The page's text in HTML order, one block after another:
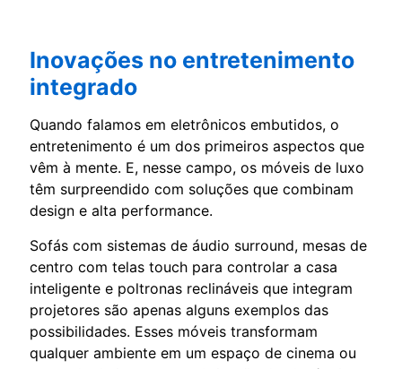
Inovações no entretenimento
integrado
Quando falamos em eletrônicos embutidos, o
entretenimento é um dos primeiros aspectos que
vêm à mente. E, nesse campo, os móveis de luxo
têm surpreendido com soluções que combinam
design e alta performance.
Sofás com sistemas de áudio surround, mesas de
centro com telas touch para controlar a casa
inteligente e poltronas reclináveis que integram
projetores são apenas alguns exemplos das
possibilidades. Esses móveis transformam
qualquer ambiente em um espaço de cinema ou